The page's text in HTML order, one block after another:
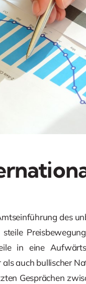
des
steile
in eine
als auch bullischer
Gesprächen